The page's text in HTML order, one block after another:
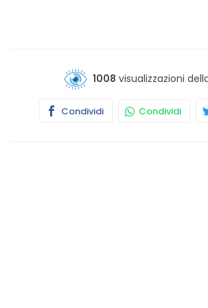
1008 visualizzazioni
Condividi Condividi